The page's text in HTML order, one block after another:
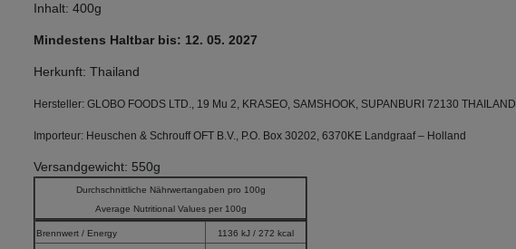
Inhalt: 400g
Mindestens Haltbar bis: 12. 05. 2027
Herkunft: Thailand
Hersteller: GLOBO FOODS LTD., 19 Mu 2, KRASEO, SAMSHOOK, SUPANBURI 72130 THAILAND
Importeur: Heuschen & Schrouff OFT B.V., P.O. Box 30202, 6370KE Landgraaf – Holland
Versandgewicht: 550g
Durchschnittliche Nährwertangaben pro 100g
Average Nutritional Values per 100g
Brennwert / Energy 1136 kJ / 272 kcal